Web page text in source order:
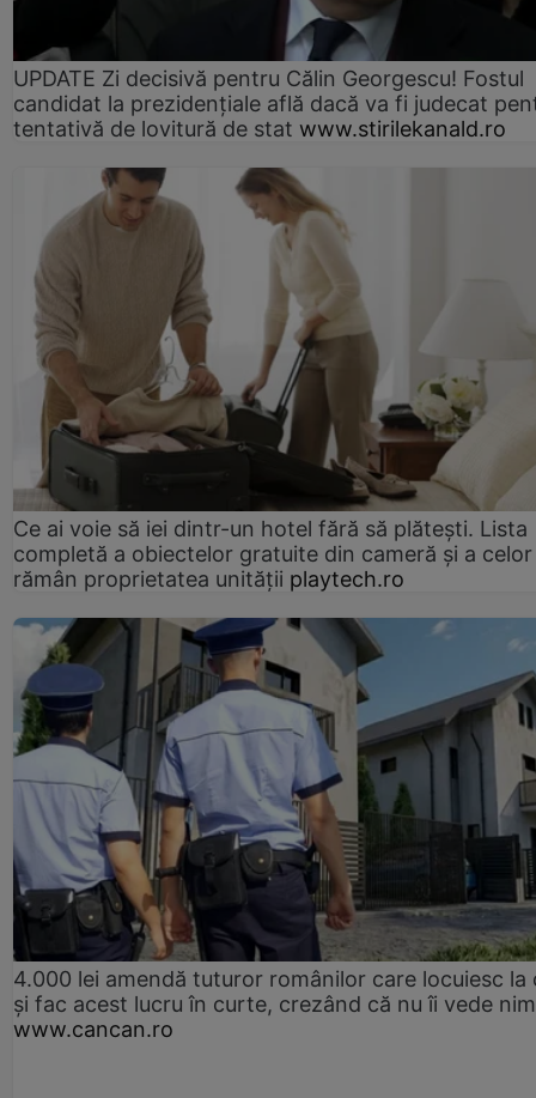
UPDATE Zi decisivă pentru Călin Georgescu! Fostul
candidat la prezidențiale află dacă va fi judecat
tentativă de lovitură de stat www.stirilekanald.ro
Ce ai voie să iei dintr-un hotel fără să plătești. Lista
completă a obiectelor gratuite din cameră și a
rămân proprietatea unității playtech.ro
4.000 lei amendă tuturor românilor care locuiesc la
și fac acest lucru în curte, crezând că nu îi vede
www.cancan.ro